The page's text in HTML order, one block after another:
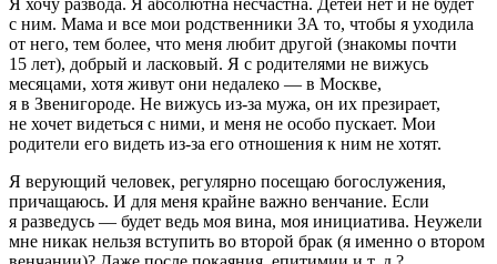
с ним. Мама и все мои родственники ЗА то, чтобы я уходила
от него, тем более, что меня любит другой (знакомы почти
15 лет), добрый и ласковый. Я с родителями не вижусь
месяцами, хотя живут они недалеко — в Москве,
я в Звенигороде. Не вижусь из-за мужа, он их презирает,
не хочет видеться с ними, и меня не особо пускает. Мои
родители его видеть из-за его отношения к ним не хотят.
Я верующий человек, регулярно посещаю богослужения,
причащаюсь. И для меня крайне важно венчание. Если
я разведусь — будет ведь моя вина, моя инициатива. Неужели
мне никак нельзя вступить во второй брак (я именно о втором